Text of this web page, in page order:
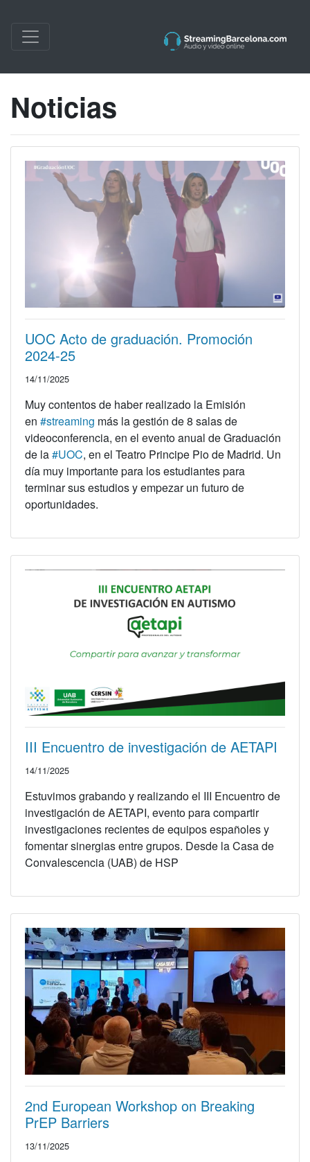
Noticias
UOC Acto de graduación. Promoción
2024-25
14/11/2025
Muy contentos de haber realizado la Emisión
en #streaming más la gestión de 8 salas de
videoconferencia, en el evento anual de Graduación
de la#UOC, en el Teatro Principe Pio de Madrid. Un
día muy importante para los estudiantes para
terminar sus estudios y empezar un futuro de
oportunidades.
III Encuentro de investigación de AETAPI
14/11/2025
Estuvimos grabando y realizando el III Encuentro de
investigación de AETAPI, evento para compartir
investigaciones recientes de equipos españoles y
fomentar sinergias entre grupos. Desde la Casa de
Convalescencia (UAB) de HSP
2nd European Workshop on Breaking
PrEP Barriers
13/11/2025